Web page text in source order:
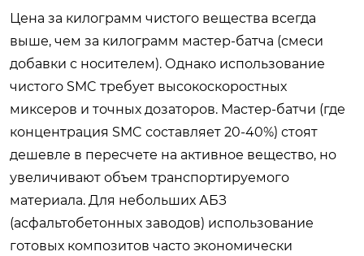
Цена за килограмм чистого вещества всегда
выше, чем за килограмм мастер-батча (смеси
добавки с носителем). Однако использование
чистого SMC требует высокоскоростных
миксеров и точных дозаторов. Мастер-батчи (где
концентрация SMC составляет 20-40%) стоят
дешевле в пересчете на активное вещество, но
увеличивают объем транспортируемого
материала. Для небольших АБЗ
(асфальтобетонных заводов) использование
готовых композитов часто экономически